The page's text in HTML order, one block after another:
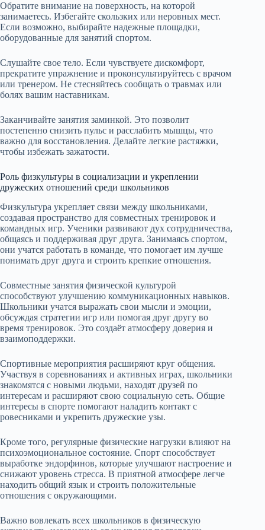
Обратите внимание на поверхность, на которой
занимаетесь. Избегайте скользких или неровных мест.
Если возможно, выбирайте надежные площадки,
оборудованные для занятий спортом.
Слушайте свое тело. Если чувствуете дискомфорт,
прекратите упражнение и проконсультируйтесь с врачом
или тренером. Не стесняйтесь сообщать о травмах или
болях вашим наставникам.
Заканчивайте занятия заминкой. Это позволит
постепенно снизить пульс и расслабить мышцы, что
важно для восстановления. Делайте легкие растяжки,
чтобы избежать зажатости.
Роль физкультуры в социализации и укреплении
дружеских отношений среди школьников
Физкультура укрепляет связи между школьниками,
создавая пространство для совместных тренировок и
командных игр. Ученики развивают дух сотрудничества,
общаясь и поддерживая друг друга. Занимаясь спортом,
они учатся работать в команде, что помогает им лучше
понимать друг друга и строить крепкие отношения.
Совместные занятия физической культурой
способствуют улучшению коммуникационных навыков.
Школьники учатся выражать свои мысли и эмоции,
обсуждая стратегии игр или помогая друг другу во
время тренировок. Это создаёт атмосферу доверия и
взаимоподдержки.
Спортивные мероприятия расширяют круг общения.
Участвуя в соревнованиях и активных играх, школьники
знакомятся с новыми людьми, находят друзей по
интересам и расширяют свою социальную сеть. Общие
интересы в спорте помогают наладить контакт с
ровесниками и укрепить дружеские узы.
Кроме того, регулярные физические нагрузки влияют на
психоэмоциональное состояние. Спорт способствует
выработке эндорфинов, которые улучшают настроение и
снижают уровень стресса. В приятной атмосфере легче
находить общий язык и строить положительные
отношения с окружающими.
Важно вовлекать всех школьников в физическую